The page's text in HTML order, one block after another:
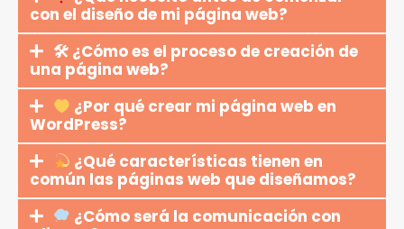
con el diseño de mi página web?
🛠 ¿Cómo es el proceso de creación de
una página web?
¿Por qué crear mi página web en
WordPress?
¿Qué características tienen en
común las páginas web que diseñamos?
¿Cómo será la comunicación con